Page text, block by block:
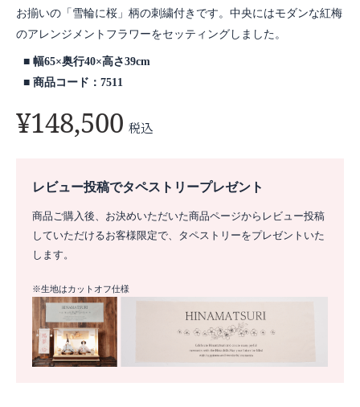
お揃いの「雪輪に桜」柄の刺繍付きです。中央にはモダンな紅梅
のアレンジメントフラワーをセッティングしました。
幅65×奥行40×高さ39cm
商品コード：7511
¥148,500 税込
レビュー投稿でタペストリープレゼント
商品ご購入後、お決めいただいた商品ページからレビュー投稿
していただけるお客様限定で、タペストリーをプレゼントいた
します。
※生地はカットオフ仕様